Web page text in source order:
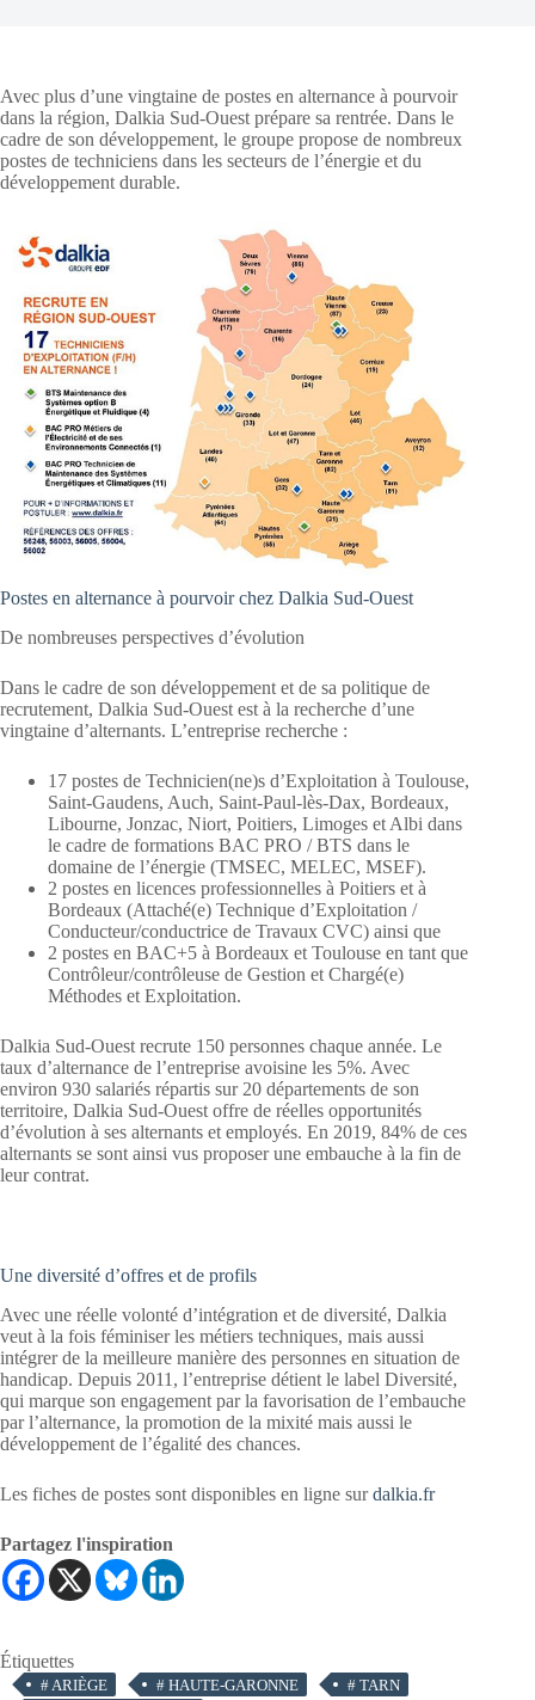
Avec plus d’une vingtaine de postes en alternance à pourvoir
dans la région, Dalkia Sud-Ouest prépare sa rentrée. Dans le
cadre de son développement, le groupe propose de nombreux
postes de techniciens dans les secteurs de l’énergie et du
développement durable.
Postes en alternance à pourvoir chez Dalkia Sud-Ouest
De nombreuses perspectives d’évolution
Dans le cadre de son développement et de sa politique de
recrutement, Dalkia Sud-Ouest est à la recherche d’une
vingtaine d’alternants. L’entreprise recherche :
17 postes de Technicien(ne)s d’Exploitation à Toulouse,
Saint-Gaudens, Auch, Saint-Paul-lès-Dax, Bordeaux,
Libourne, Jonzac, Niort, Poitiers, Limoges et Albi dans
le cadre de formations BAC PRO / BTS dans le
domaine de l’énergie (TMSEC, MELEC, MSEF).
2 postes en licences professionnelles à Poitiers et à
Bordeaux (Attaché(e) Technique d’Exploitation /
Conducteur/conductrice de Travaux CVC) ainsi que
2 postes en BAC+5 à Bordeaux et Toulouse en tant que
Contrôleur/contrôleuse de Gestion et Chargé(e)
Méthodes et Exploitation.
Dalkia Sud-Ouest recrute 150 personnes chaque année. Le
taux d’alternance de l’entreprise avoisine les 5%. Avec
environ 930 salariés répartis sur 20 départements de son
territoire, Dalkia Sud-Ouest offre de réelles opportunités
d’évolution à ses alternants et employés. En 2019, 84% de ces
alternants se sont ainsi vus proposer une embauche à la fin de
leur contrat.
Une diversité d’offres et de profils
Avec une réelle volonté d’intégration et de diversité, Dalkia
veut à la fois féminiser les métiers techniques, mais aussi
intégrer de la meilleure manière des personnes en situation de
handicap. Depuis 2011, l’entreprise détient le label Diversité,
qui marque son engagement par la favorisation de l’embauche
par l’alternance, la promotion de la mixité mais aussi le
développement de l’égalité des chances.
Les fiches de postes sont disponibles en ligne surdalkia.fr
Partagez l'inspiration
Étiquettes
# ARIÈGE # HAUTE-GARONNE # TARN